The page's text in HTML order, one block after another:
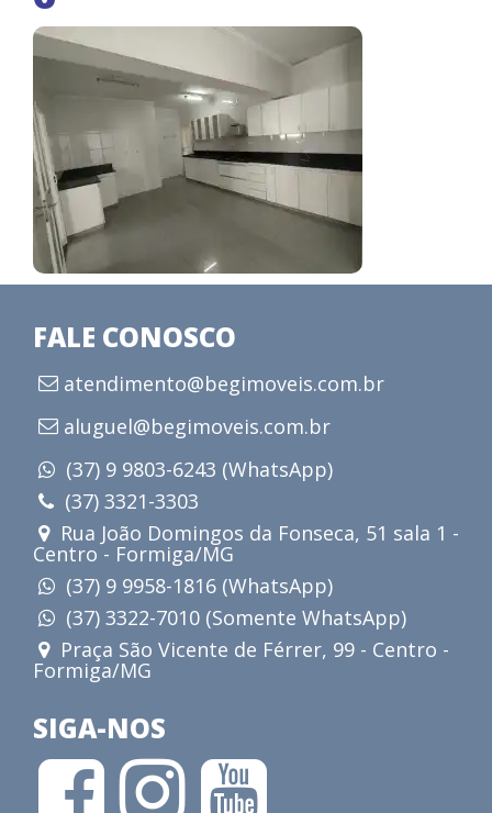
FALE CONOSCO
atendimento@begimoveis.com.br
aluguel@begimoveis.com.br
(37) 9 9803-6243 (WhatsApp)
(37) 3321-3303
Rua João Domingos da Fonseca, 51 sala 1 -
Centro - Formiga/MG
(37) 9 9958-1816 (WhatsApp)
(37) 3322-7010 (Somente WhatsApp)
Praça São Vicente de Férrer, 99 - Centro -
Formiga/MG
SIGA-NOS